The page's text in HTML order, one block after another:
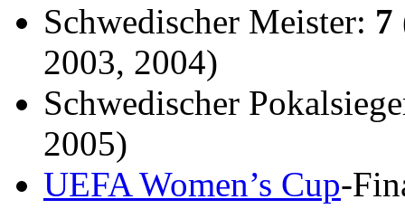
Schwedischer Meister: 7
2003, 2004)
Schwedischer
2005)
UEFA Women’s Cup-